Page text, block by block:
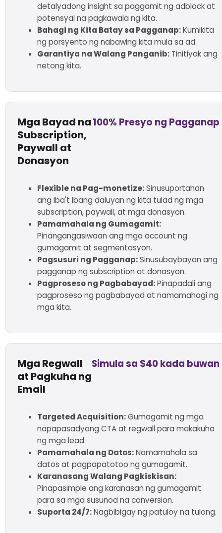
detalyadong insight sa paggamit ng adblock at
potensyal na pagkawala ng kita.
Bahagi ng Kita Batay sa Pagganap:Kumikita
ng porsyento ng nabawing kita mula sa ad.
Garantiya na Walang Panganib: Tinitiyak ang
netong kita.
Mga Bayad na
Subscription,
Paywall at
Donasyon
100% Presyo ng Pagganap
Flexible na Pag-monetize:Sinusuportahan
ang iba't ibang daluyan ng kita tulad ng mga
subscription, paywall, at mga donasyon.
Pamamahala ng Gumagamit:
Pinangangasiwaan ang mga account ng
gumagamit at segmentasyon.
Pagsusuri ng Pagganap:Sinusubaybayan ang
pagganap ng subscription at donasyon.
Pagproseso ng Pagbabayad:Pinapadali ang
pagproseso ng pagbabayad at namamahagi ng
mga kita.
Mga Regwall
at Pagkuha ng
Email
Simula sa $40 kada buwan
Targeted Acquisition:Gumagamit ng mga
napapasadyang CTA at regwall para makakuha
ng mga lead.
Pamamahala ng Datos:Namamahala sa
datos at pagpapatotoo ng gumagamit.
Karanasang Walang Pagkiskisan:
Pinapasimple ang karanasan ng gumagamit
para sa mga susunod na conversion.
Suporta 24/7:Nagbibigay ng patuloy na tulong.